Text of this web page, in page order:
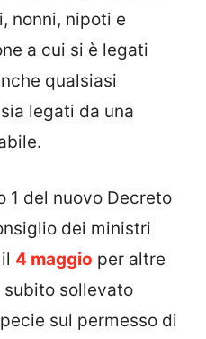
nonni, nipoti e
a cui si è legati
qualsiasi
legati da una
1 del nuovo Decreto
dei ministri
4 maggio per altre
sollevato
sul permesso di